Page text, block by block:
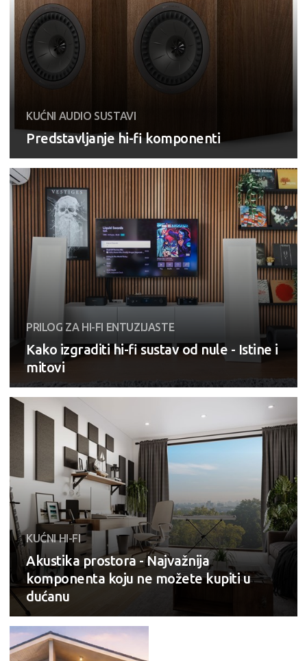
KUĆNI AUDIO SUSTAVI
Predstavljanje hi-fi komponenti
PRILOG ZA HI-FI ENTUZIJASTE
Kako izgraditi hi-fi sustav od nule - Istine i
mitovi
KUĆNI HI-FI
Akustika prostora - Najvažnija
komponenta koju ne možete kupiti u
dućanu